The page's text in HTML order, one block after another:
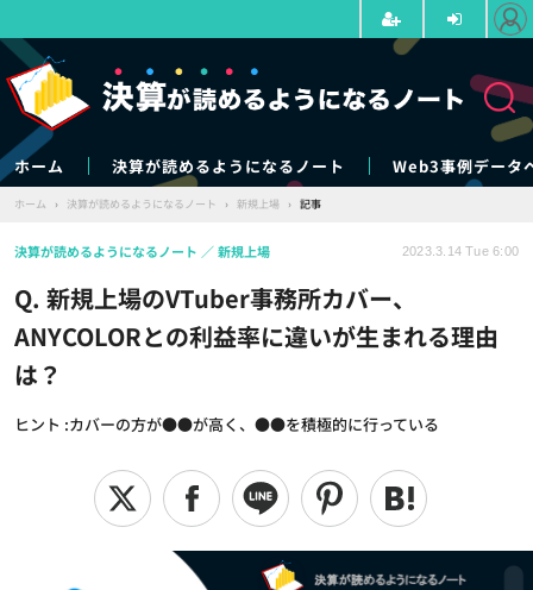
ホーム 決算が読めるようになるノート Web3事例データ
ホーム › 決算が読めるようになるノート › 新規上場 › 記事
Q. 新規上場のVTuber事務所カバー、
ANYCOLORとの利益率に違いが生まれる理由
は？
ヒント :カバーの方が●●が高く、●●を積極的に行っている
決算が読めるようになるノート 新規上場 2023.3.14 Tue 6:00